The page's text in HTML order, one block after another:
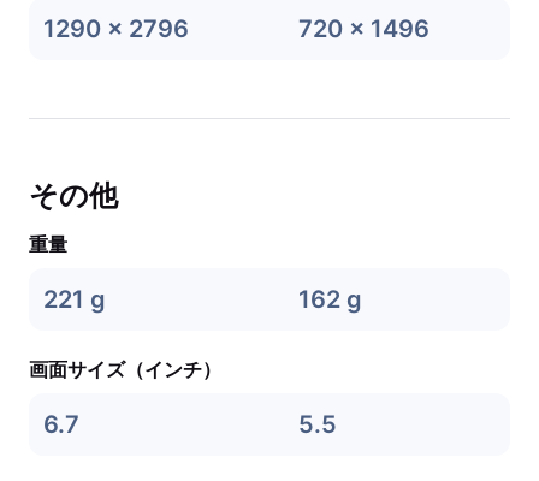
1290 x 2796 720 x 1496
その他
重量
221 g 162 g
画面サイズ（インチ）
6.7 5.5